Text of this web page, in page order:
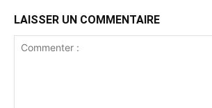
LAISSER UN COMMENTAIRE